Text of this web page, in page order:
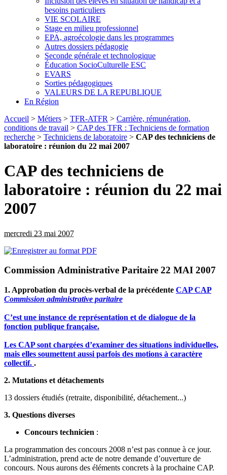
besoins particuliers
VIE SCOLAIRE
Stage en milieu professionnel
EPA, agroécologie dans les programmes
Autres dossiers pédagogie
Seconde générale et technologique
Éducation SocioCulturelle ESC
EVARS
Sorties pédagogiques
VALEURS DE LA REPUBLIQUE
En Région
Accueil > Métiers > TFR-ATFR > Carrière, rémunération,
conditions de travail > CAP des TFR : Techniciens de formation
recherche > Techniciens de laboratoire > CAP des techniciens de
laboratoire : réunion du 22 mai 2007
CAP des techniciens de
laboratoire : réunion du 22 mai
2007
mercredi 23 mai 2007
Commission Administrative Paritaire 22 MAI 2007
1. Approbation du procès-verbal de la précédente CAP CAP
Commission administrative paritaire
C’est une instance de représentation et de dialogue de la
fonction publique française.
Les CAP sont chargées d’examiner des situations individuelles,
mais elles soumettent aussi parfois des motions à caractère
collectif. .
2. Mutations et détachements
13 dossiers étudiés (retraite, disponibilité, détachement...)
3. Questions diverses
Concours technicien :
La programmation des concours 2008 n’est pas connue à ce jour.
L’administration, prend acte de notre demande d’ouverture de
concours. Nous aurons des éléments concrets à la prochaine CAP.